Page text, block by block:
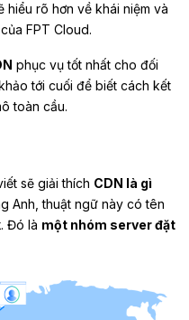
hiểu rõ hơn về khái niệm và
FPT Cloud.
phục vụ tốt nhất cho đối
tới cuối để biết cách kết
toàn cầu.
sẽ giải thích CDN là gì
Anh, thuật ngữ này có tên
. Đó là một nhóm server đặt